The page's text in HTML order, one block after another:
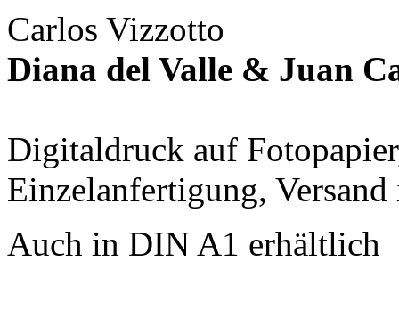
Carlos Vizzotto
Diana del Valle & Juan
Digitaldruck auf
Einzelanfertigung,
Auch in DIN A1 erhältlich